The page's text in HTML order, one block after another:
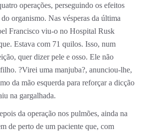
operações, perseguindo os efeitos
organismo. Nas vésperas da última
Francisco viu-o no Hospital Rusk
Estava com 71 quilos. Isso, num
quer dizer pele e osso. Ele não
?Virei uma manjuba?, anunciou-lhe,
da mão esquerda para reforçar a dicção
na gargalhada.
da operação nos pulmões, ainda na
de perto de um paciente que, com